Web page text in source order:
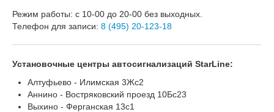
Режим работы: с 10-00 до 20-00 без выходных.
Телефон для записи: 8 (495) 20-123-18
Установочные центры автосигнализаций StarLine:
Алтуфьево - Илимская 3Жс2
Аннино - Востряковский проезд 10Бс23
Выхино - Ферганская 13с1